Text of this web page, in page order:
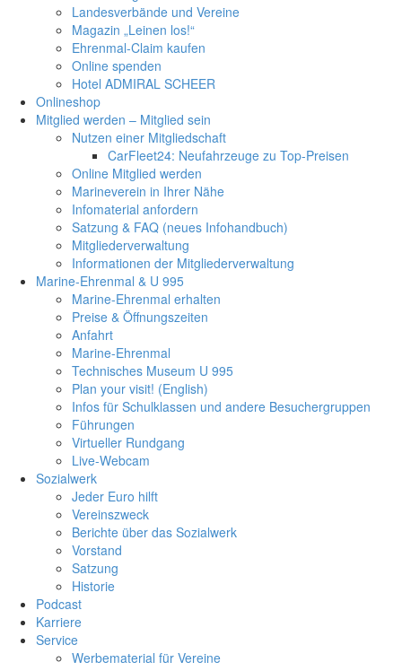
Landesverbände und Vereine
Magazin „Leinen los!“
Ehrenmal-Claim kaufen
Online spenden
Hotel ADMIRAL SCHEER
Onlineshop
Mitglied werden – Mitglied sein
Nutzen einer Mitgliedschaft
CarFleet24: Neufahrzeuge zu Top-Preisen
Online Mitglied werden
Marineverein in Ihrer Nähe
Infomaterial anfordern
Satzung & FAQ (neues Infohandbuch)
Mitgliederverwaltung
Informationen der Mitgliederverwaltung
Marine-Ehrenmal & U 995
Marine-Ehrenmal erhalten
Preise & Öffnungszeiten
Anfahrt
Marine-Ehrenmal
Technisches Museum U 995
Plan your visit! (English)
Infos für Schulklassen und andere Besuchergruppen
Führungen
Virtueller Rundgang
Live-Webcam
Sozialwerk
Jeder Euro hilft
Vereinszweck
Berichte über das Sozialwerk
Vorstand
Satzung
Historie
Podcast
Karriere
Service
Werbematerial für Vereine